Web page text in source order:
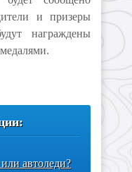
и призеры
награждены
автоледи?